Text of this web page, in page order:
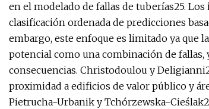
en el modelado de fallas de tuberías25.
clasificación ordenada de predicciones
embargo, este enfoque es limitado ya que
potencial como una combinación de fallas,
consecuencias. Christodoulou y
proximidad a edificios de valor público y
Pietrucha-Urbanik y Tchórzewska-